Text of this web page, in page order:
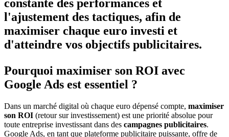
constante des performances et
l'ajustement des tactiques, afin de
maximiser chaque euro investi et
d'atteindre vos objectifs publicitaires.
Pourquoi maximiser son ROI avec
Google Ads est essentiel ?
Dans un marché digital où chaque euro dépensé compte, maximiser
son ROI (retour sur investissement) est une priorité absolue pour
toute entreprise investissant dans des campagnes publicitaires.
Google Ads, en tant que plateforme publicitaire puissante, offre de